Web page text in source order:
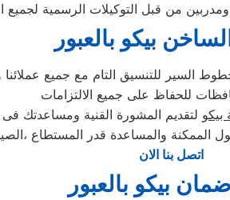
ومدربين من قبل التوكيلات الرسمية لجميع
بيكو بالعبور
السير للتنسيق التام مع جميع عملائنا
للحفاظ على جميع الالتزامات
لتقديم المشورة القنية ومساعدتك
والمساعدة قدر المستطاع
اتصل بنا الان
بيكو بالعبور